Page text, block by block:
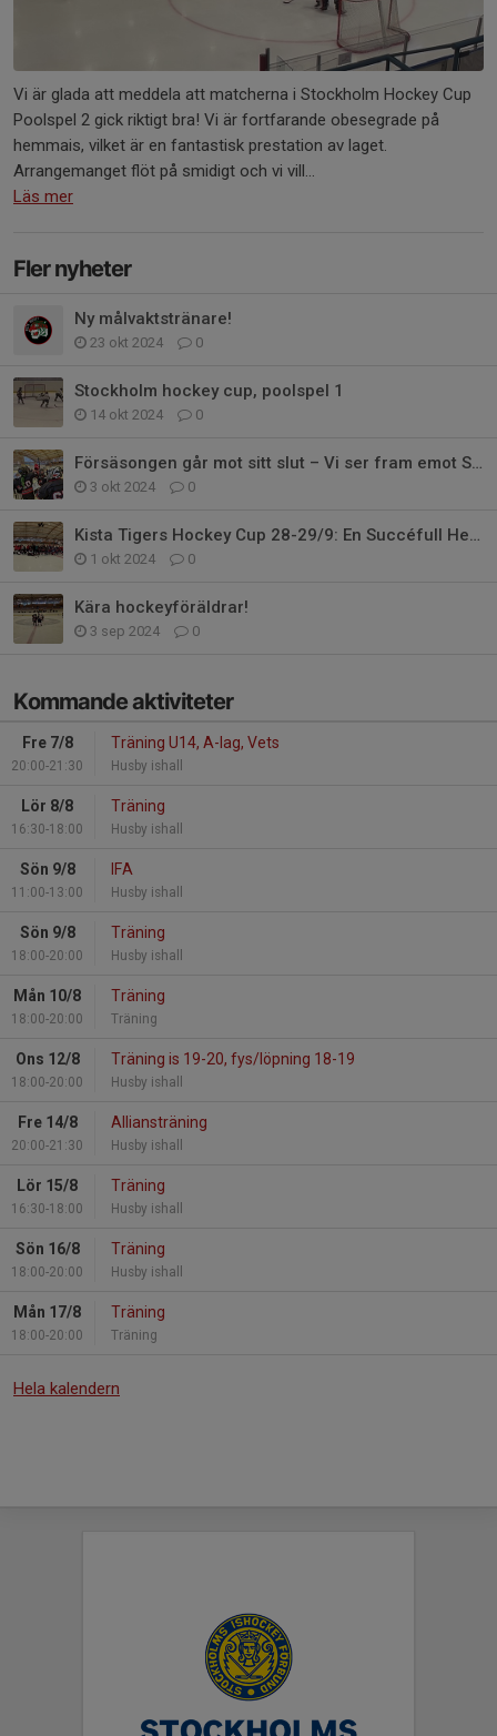
Vi är glada att meddela att matcherna i Stockholm Hockey Cup
Poolspel 2 gick riktigt bra! Vi är fortfarande obesegrade på
hemmais, vilket är en fantastisk prestation av laget.
Arrangemanget flöt på smidigt och vi vill...
Läs mer
Fler nyheter
Ny målvaktstränare!
23 okt 2024 0
Stockholm hockey cup, poolspel 1
14 okt 2024 0
Försäsongen går mot sitt slut – Vi ser fram emot Stockholm Hockey cup
3 okt 2024 0
Kista Tigers Hockey Cup 28-29/9: En Succéfull Helg för Hockeyälskare
1 okt 2024 0
Kära hockeyföräldrar!
3 sep 2024 0
Kommande aktiviteter
Fre 7/8
20:00-21:30
Träning U14, A-lag, Vets
Husby ishall
Lör 8/8
16:30-18:00
Träning
Husby ishall
Sön 9/8
11:00-13:00
IFA
Husby ishall
Sön 9/8
18:00-20:00
Träning
Husby ishall
Mån 10/8
18:00-20:00
Träning
Träning
Ons 12/8
18:00-20:00
Träning is 19-20, fys/löpning 18-19
Husby ishall
Fre 14/8
20:00-21:30
Alliansträning
Husby ishall
Lör 15/8
16:30-18:00
Träning
Husby ishall
Sön 16/8
18:00-20:00
Träning
Husby ishall
Mån 17/8
18:00-20:00
Träning
Träning
Hela kalendern